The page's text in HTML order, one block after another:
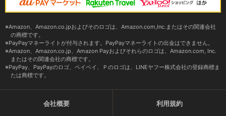
Amazon、Amazon.co.jpおよびそのロゴは、Amazon.com,Inc.またはその関連会社
の商標です。
PayPayマネーライトが付与されます。PayPayマネーライトの出金はできません。
Amazon、Amazon.co.jp、Amazon Payおよびそれらのロゴは、Amazon.com, Inc.
またはその関連会社の商標です。
PayPay、PayPayのロゴ、ペイペイ、Ｐのロゴは、LINEヤフー株式会社の登録商標ま
たは商標です。
会社概要 利用規約